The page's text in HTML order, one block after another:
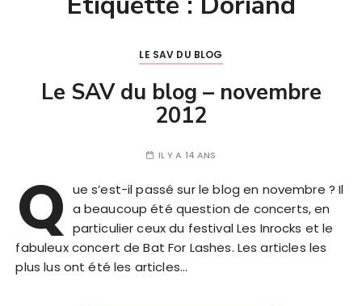
LE SAV DU BLOG
Le SAV du blog – novembre
2012
IL Y A 14 ANS
Q ue s’est-il passé sur le blog en novembre ? Il
a beaucoup été question de concerts, en
particulier ceux du festival Les Inrocks et le
fabuleux concert de Bat For Lashes. Les articles les
plus lus ont été les articles…